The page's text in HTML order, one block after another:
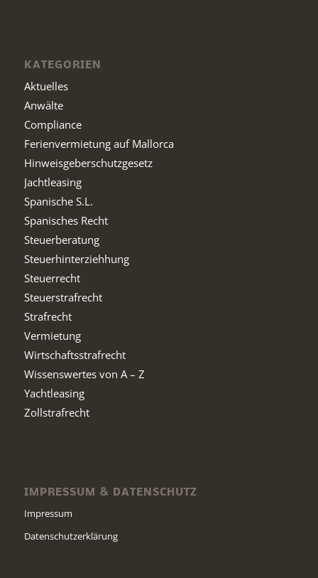
KATEGORIEN
Aktuelles
Anwälte
Compliance
Ferienvermietung auf Mallorca
Hinweisgeberschutzgesetz
Jachtleasing
Spanische S.L.
Spanisches Recht
Steuerberatung
Steuerhinterziehhung
Steuerrecht
Steuerstrafrecht
Strafrecht
Vermietung
Wirtschaftsstrafrecht
Wissenswertes von A – Z
Yachtleasing
Zollstrafrecht
IMPRESSUM & DATENSCHUTZ
Impressum
Datenschutzerklärung